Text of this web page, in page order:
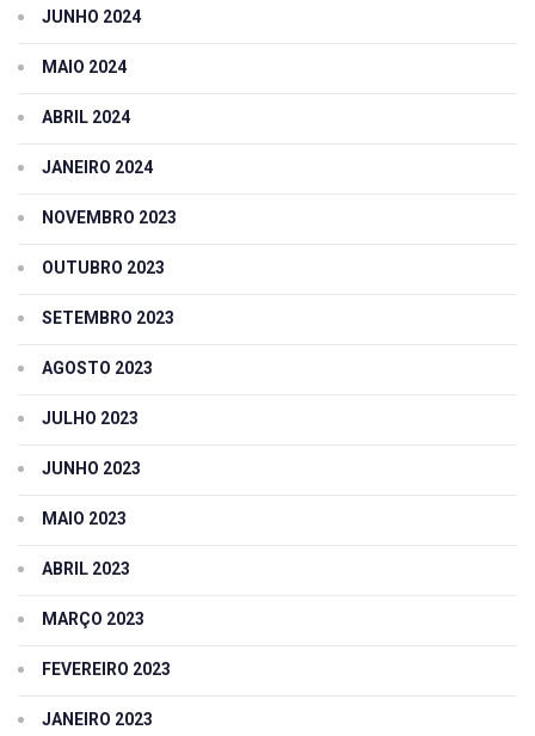
JUNHO 2024
MAIO 2024
ABRIL 2024
JANEIRO 2024
NOVEMBRO 2023
OUTUBRO 2023
SETEMBRO 2023
AGOSTO 2023
JULHO 2023
JUNHO 2023
MAIO 2023
ABRIL 2023
MARÇO 2023
FEVEREIRO 2023
JANEIRO 2023